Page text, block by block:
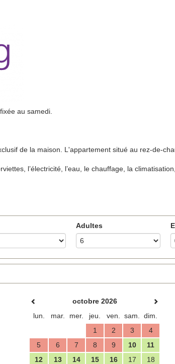
au samedi.
de la maison. L'appartement situé au rez-de-
l’électricité, l’eau, le chauffage, la
Adultes
octobre 2026
lun.
mar. mer. jeu. ven. sam.
dim.
1
2 3
4
5
6 7 8 9 10
11
12
13 14 15 16 17
18